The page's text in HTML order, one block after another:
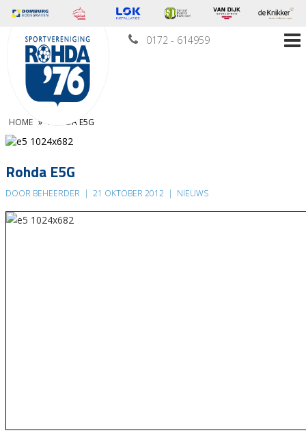
0172 - 614959
HOME » ROHDA E5G
Rohda E5G
DOOR BEHEERDER | 21 OKTOBER 2012 | NIEUWS